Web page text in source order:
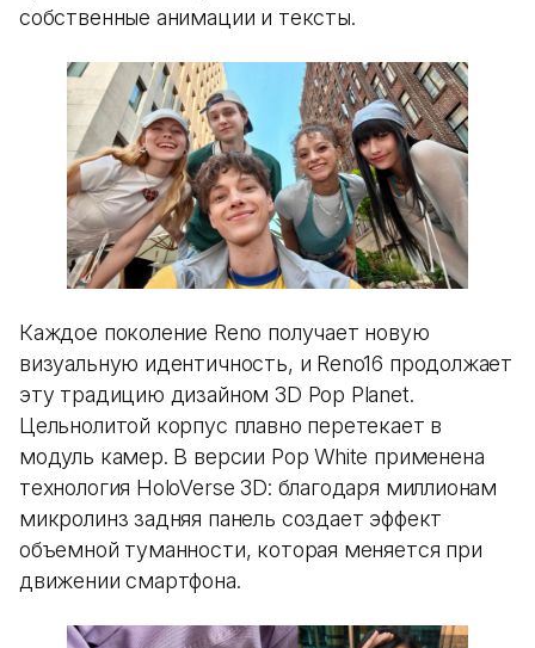
собственные анимации и тексты.
Каждое поколение Reno получает новую
визуальную идентичность, и Reno16 продолжает
эту традицию дизайном 3D Pop Planet.
Цельнолитой корпус плавно перетекает в
модуль камер. В версии Pop White применена
технология HoloVerse 3D: благодаря миллионам
микролинз задняя панель создает эффект
объемной туманности, которая меняется при
движении смартфона.